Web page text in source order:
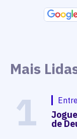
Mais
1 de